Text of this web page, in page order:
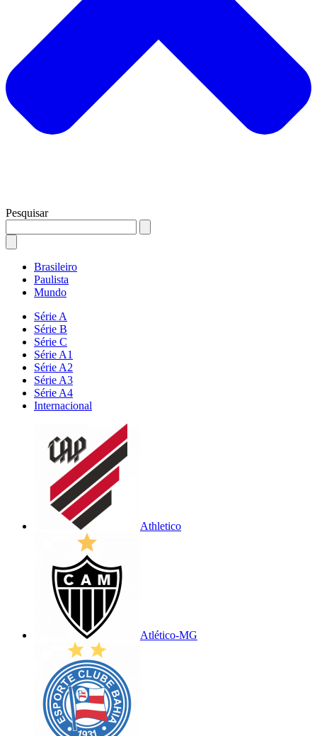
Pesquisar
Brasileiro
Paulista
Mundo
Série A
Série B
Série C
Série A1
Série A2
Série A3
Série A4
Internacional
Athletico
Atlético-MG